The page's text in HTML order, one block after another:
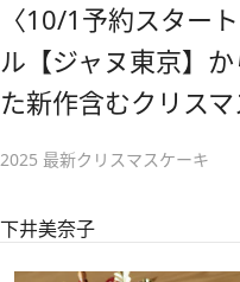
〈10/1予約スター
ル【ジャヌ東京】
た新作含むクリス
2025 最新クリスマスケーキ
下井美奈子